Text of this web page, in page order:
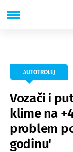
AUTOTROLEJ
Vozači i
klime na
problem
godinu'